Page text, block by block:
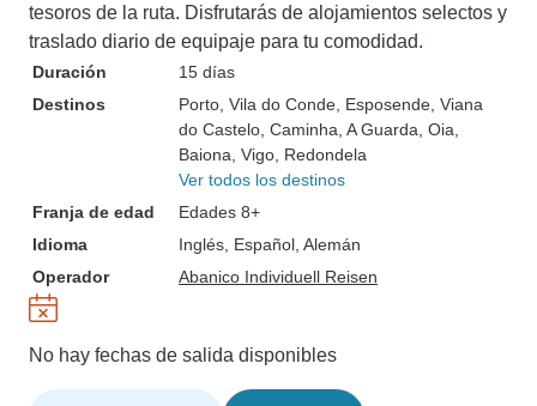
tesoros de la ruta. Disfrutarás de alojamientos selectos y
traslado diario de equipaje para tu comodidad.
Duración
15 días
Destinos
Porto , Vila do Conde , Esposende , Viana
do Castelo , Caminha , A Guarda , Oia
Baiona , Vigo , Redondela
Ver todos los destinos
Franja de edad
Edades 8+
Idioma
Inglés, Español, Alemán
Operador
Abanico Individuell Reisen
No hay fechas de salida disponibles